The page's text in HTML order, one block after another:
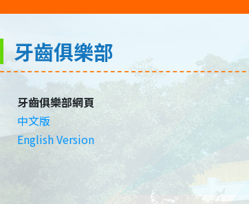
牙齒俱樂部
牙齒俱樂部網頁
中文版
English Version